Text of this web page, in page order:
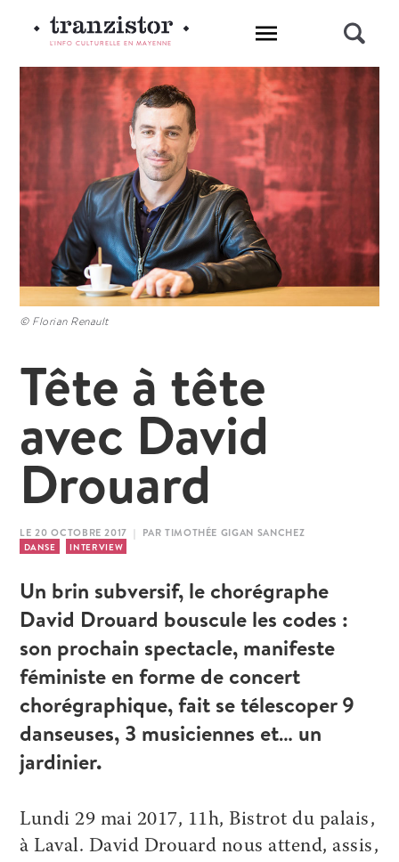
L'INFO CULTURELLE EN MAYENNE
© Florian Renault
Tête à tête
avec David
Drouard
LE 20 OCTOBRE 2017 | PAR TIMOTHÉE GIGAN SANCHEZ
DANSE INTERVIEW
Un brin subversif, le chorégraphe
David Drouard bouscule les codes :
son prochain spectacle, manifeste
féministe en forme de concert
chorégraphique, fait se télescoper 9
danseuses, 3 musiciennes et… un
jardinier.
Lundi 29 mai 2017, 11h, Bistrot du palais,
à Laval. David Drouard nous attend, assis,